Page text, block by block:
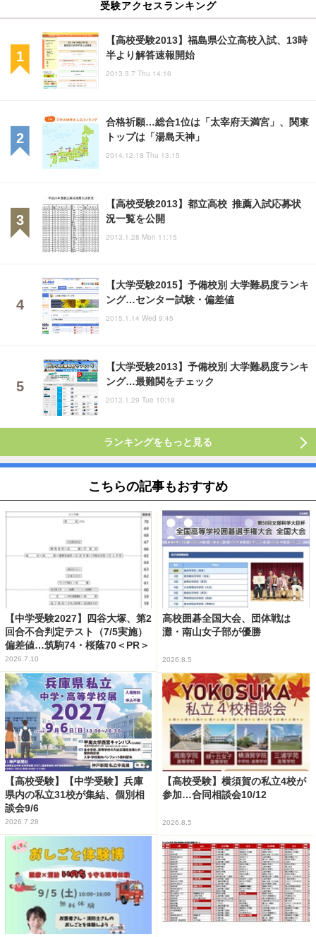
受験アクセスランキング
【高校受験2013】福島県公立高校入試、13時
半より解答速報開始
2013.3.7 Thu 14:16
合格祈願…総合1位は「太宰府天満宮」、関東
トップは「湯島天神」
2014.12.18 Thu 13:15
【高校受験2013】都立高校 推薦入試応募状
況一覧を公開
2013.1.28 Mon 11:15
【大学受験2015】予備校別 大学難易度ランキ
ング…センター試験・偏差値
2015.1.14 Wed 9:45
【大学受験2013】予備校別 大学難易度ランキ
ング…最難関をチェック
2013.1.29 Tue 10:18
ランキングをもっと見る
こちらの記事もおすすめ
【中学受験2027】四谷大塚、第2
回合不合判定テスト（7/5実施）
偏差値…筑駒74・桜蔭70＜PR＞
2026.7.10
高校囲碁全国大会、団体戦は
灘・南山女子部が優勝
2026.8.5
【高校受験】【中学受験】兵庫
県内の私立31校が集結、個別相
談会9/6
2026.7.28
【高校受験】横須賀の私立4校が
参加…合同相談会10/12
2026.8.5